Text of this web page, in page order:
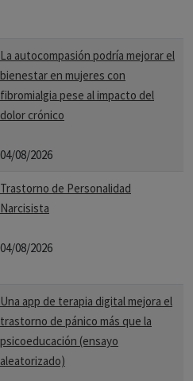
La autocompasión podría mejorar el
bienestar en mujeres con
fibromialgia pese al impacto del
dolor crónico
04/08/2026
Trastorno de Personalidad
Narcisista
04/08/2026
Una app de terapia digital mejora el
trastorno de pánico más que la
psicoeducación (ensayo
aleatorizado)